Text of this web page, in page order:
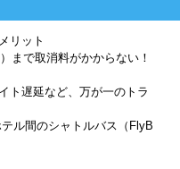
リット
まで取消料がかからない！
ト遅延など、万が一のトラ
ル間のシャトルバス（FlyB